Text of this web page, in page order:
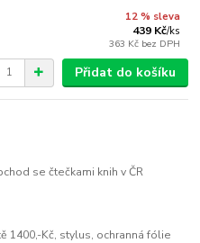
12 % sleva
439 Kč/ks
363 Kč bez DPH
Přidat do košíku
se čtečkami knih v ČR
1400,-Kč, stylus, ochranná fólie